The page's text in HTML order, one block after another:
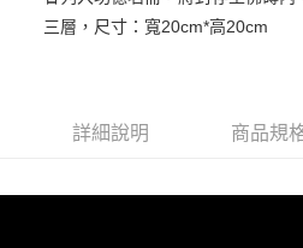
匯豐（台灣）商業銀行
聯邦商業銀行
台灣樂天信用卡公司
成交易。
消。如遇「轉專審核」未通過狀況，表示
三層，尺寸：寬20cm*高20cm
詳細說明 商品規